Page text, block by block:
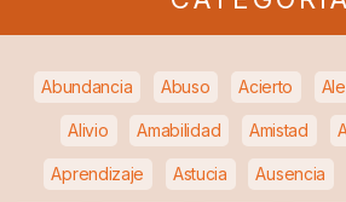
Abundancia Abuso Acierto
Alivio Amabilidad Amistad
Aprendizaje Astucia Ausencia